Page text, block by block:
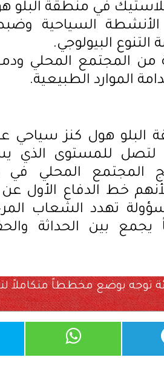
في منطقة البلو
الأنشطة السياحية
البيولوجي.
من المجتمع المحلي
الموارد الطبيعية.
هول كنز سياحي
لتصل للمستوى الذي
المجتمع المحلي في
خط الدفاع الأول
تهدد الشعاب
يجمع بين الحداثة
توجه بوضع مخططاً متكاملاً